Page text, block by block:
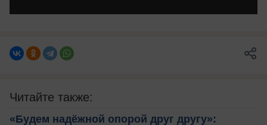
Читайте также:
«Будем надёжной опорой друг другу»: